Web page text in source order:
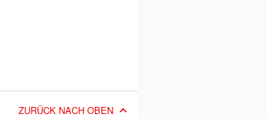
ZURÜCK NACH OBEN